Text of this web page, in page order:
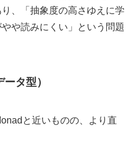
、「抽象度の高さゆえに学
や読みにくい」という問題
タ型）
と近いものの、より直